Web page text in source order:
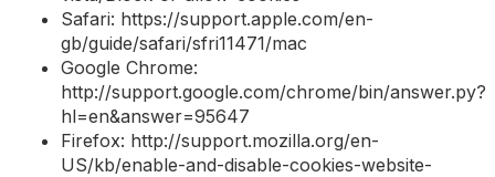
Safari: https://support.apple.com/en-
gb/guide/safari/sfri11471/mac
Google Chrome:
http://support.google.com/chrome/bin/answer.py?
hl=en&answer=95647
Firefox: http://support.mozilla.org/en-
US/kb/enable-and-disable-cookies-website-